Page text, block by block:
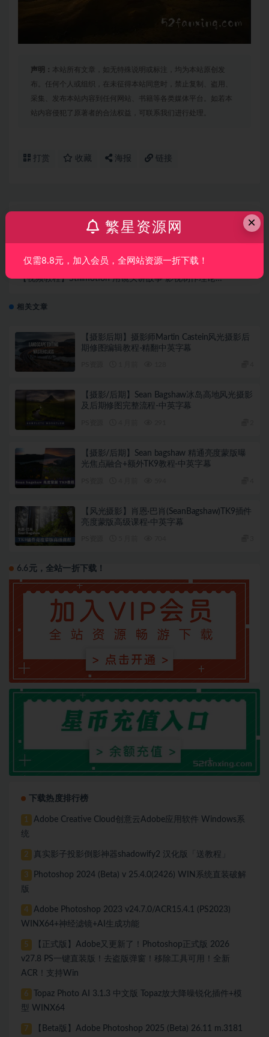
声明： 本站所有文章，如无特殊说明或标注，均为本站原创发
布。任何个人或组织，在未征得本站同意时，禁止复制、盗用、
采集、发布本站内容到任何网站、书籍等各类媒体平台。如若本
站内容侵犯了原著者的合法权益，可联系我们进行处理。
打赏 收藏 海报 链接
上一篇
【合成教程】Kristina Sherk 终极在线Photoshop修饰合
下一篇
【视频教程】Stillmotion 用镜头讲故事 影视制作理论
相关文章
【摄影后期】摄影师Martin Castein风光摄影后
期修图编辑教程-精翻中英字幕
【摄影/后期】Sean Bagshaw冰岛高地风光摄影
及后期修图完整流程-中英字幕
【摄影/后期】Sean bagshaw 精通亮度蒙版曝
光焦点融合+额外TK9教程-中英字幕
【风光摄影】肖恩·巴肖(SeanBagshaw)TK9插件
亮度蒙版高级课程-中英字幕
6.6元，全站一折下载！
下载热度排行榜
1
Adobe Creative Cloud创意云Adobe应用软件 Windows系
统
2 真实影子投影倒影神器shadowify2 汉化版「送教程」
3
Photoshop 2024 (Beta) v 25.4.0(2426) WIN系统直装破解
版
4
Adobe Photoshop 2023 v24.7.0/ACR15.4.1 (PS2023)
WINX64+神经滤镜+AI生成功能
5
【正式版】Adobe又更新了！Photoshop正式版 2026
v27.8 PS一键直装版！去盗版弹窗！移除工具可用！全新
ACR！支持Win
6
Topaz Photo AI 3.1.3 中文版 Topaz放大降噪锐化插件+模
型 WINX64
7
【Beta版】Adobe Photoshop 2025 (Beta) 26.11 m.3181
×
繁星资源网
仅需8.8元，加入会员，全网站资源一折下载！